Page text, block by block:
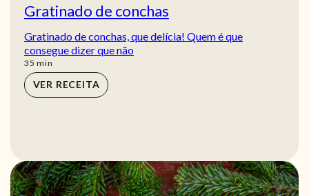
Gratinado de conchas
Gratinado de conchas, que delícia! Quem é que
consegue dizer que não
35 min
min
VER RECEITA